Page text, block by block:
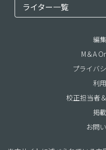
ライター一覧
編
M＆A
プライバ
利
校正担当者
掲
お問